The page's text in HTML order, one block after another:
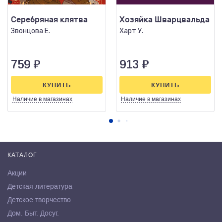
Серебряная клятва
Звонцова Е.
759 ₽
Наличие в магазинах
КУПИТЬ
Хозяйка Шварцвальда
Харт У.
913 ₽
Наличие в магазинах
КУПИТЬ
КАТАЛОГ
Акции
Детская литература
Детское творчество
Дом. Быт. Досуг.